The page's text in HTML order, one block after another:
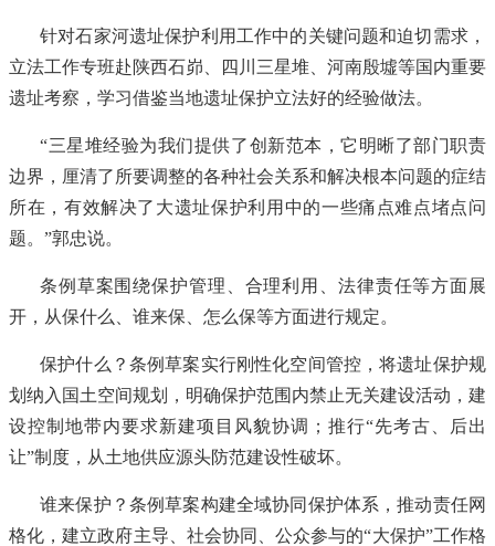
针对石家河遗址保护利用工作中的关键问题和迫切需求，
立法工作专班赴陕西石峁、四川三星堆、河南殷墟等国内重要
遗址考察，学习借鉴当地遗址保护立法好的经验做法。
“三星堆经验为我们提供了创新范本，它明晰了部门职责
边界，厘清了所要调整的各种社会关系和解决根本问题的症结
所在，有效解决了大遗址保护利用中的一些痛点难点堵点问
题。”郭忠说。
条例草案围绕保护管理、合理利用、法律责任等方面展
开，从保什么、谁来保、怎么保等方面进行规定。
保护什么？条例草案实行刚性化空间管控，将遗址保护规
划纳入国土空间规划，明确保护范围内禁止无关建设活动，建
设控制地带内要求新建项目风貌协调；推行“先考古、后出
让”制度，从土地供应源头防范建设性破坏。
谁来保护？条例草案构建全域协同保护体系，推动责任网
格化，建立政府主导、社会协同、公众参与的“大保护”工作格